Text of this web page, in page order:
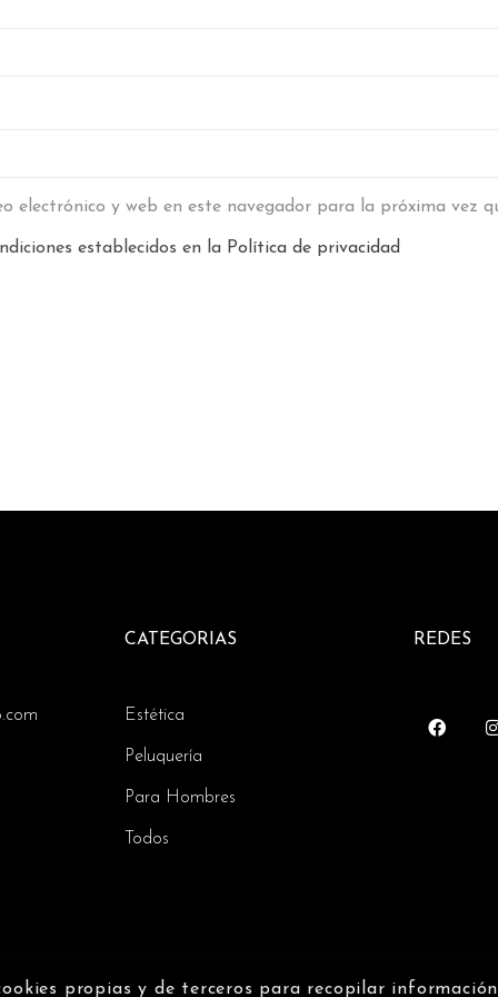
electrónico y web en este navegador para la próxima vez
establecidos en la Política de privacidad
CATEGORIAS
Estética
Peluquería
Para Hombres
Todos
REDES
propias y de terceros para recopilar